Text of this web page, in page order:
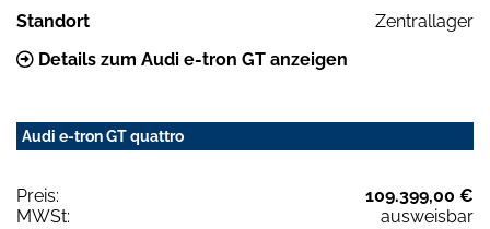
Standort
Zentrallager
Details zum Audi e-tron GT anzeigen
Audi e-tron GT quattro
Preis:
109.399,00 €
MWSt:
ausweisbar